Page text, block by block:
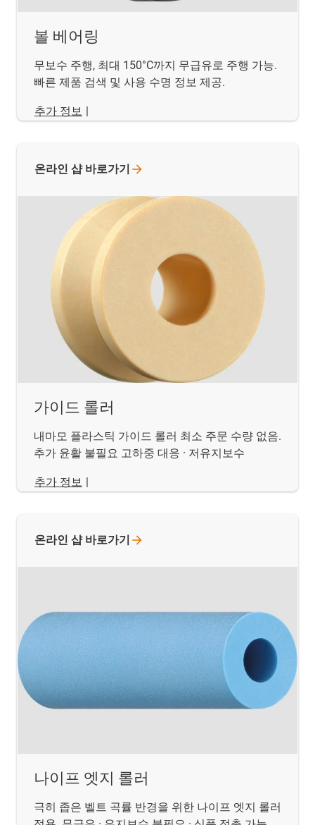
볼 베어링
무보수 주행, 최대 150°C까지 무급유로 주행 가능.
빠른 제품 검색 및 사용 수명 정보 제공.
추가 정보 |
가이드 롤러
내마모 플라스틱 가이드 롤러 최소 주문 수량 없음.
추가 윤활 불필요 고하중 대응 · 저유지보수
추가 정보 |
온라인 샵 바로가기
나이프 엣지 롤러
극히 좁은 벨트 곡률 반경을 위한 나이프 엣지 롤러
온라인 샵 바로가기